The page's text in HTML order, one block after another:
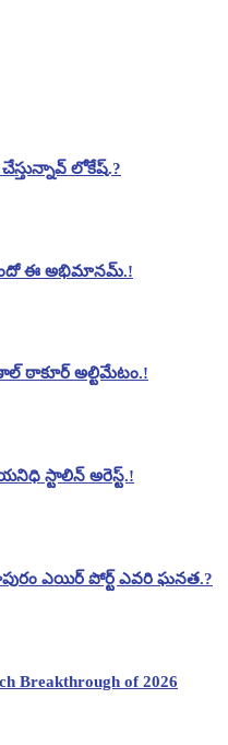
లోకేష్.?
ఈ అభిమానమ్.!
ఠాకూర్ అల్టిమేటం.!
స్టాలిన్ అరెస్ట్.!
ఎయిర్ పోర్ట్ ఎవరి ఘనత.?
Breakthrough of 2026